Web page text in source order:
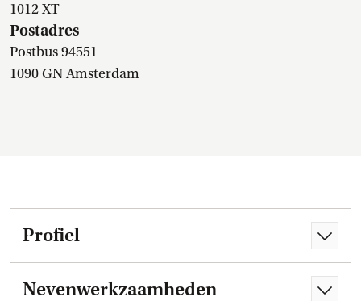
1012 XT
Postadres
Postbus 94551
1090 GN Amsterdam
Profiel
Nevenwerkzaamheden